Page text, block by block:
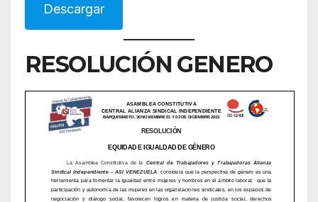
Descargar
RESOLUCIÓN GENERO